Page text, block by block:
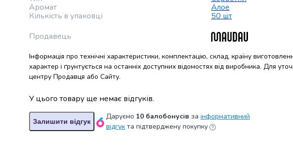
суші
ролів
та
суміші
Рис
Гречана
Аромат
Алое
Кількість в упаковці
50 шт
Продавець
Інформація про технічні характеристики, комплектацію, склад, країну
характер і ґрунтується на останніх доступних відомостях від виробника. Для
центру Продавця або Сайту.
У цього товару ще немає відгуків.
Залишити відгук
Даруємо 10 балобонусів за інформативний
відгук та підтверджену покупку